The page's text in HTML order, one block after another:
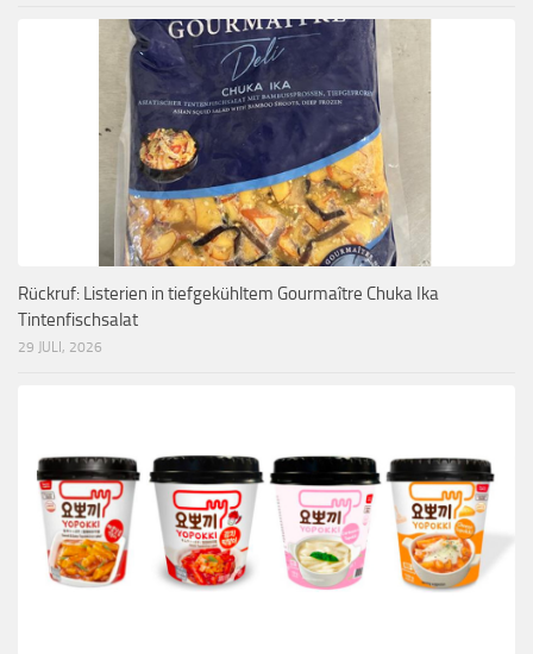
Rückruf: Listerien in tiefgekühltem Gourmaître Chuka Ika
Tintenfischsalat
29 JULI, 2026